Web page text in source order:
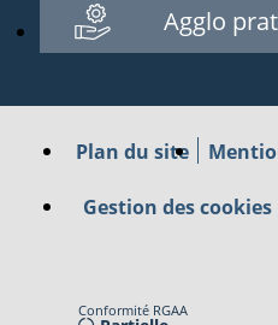
Agglo
Plan du site
Gestion des cookies
Conformité RGAA